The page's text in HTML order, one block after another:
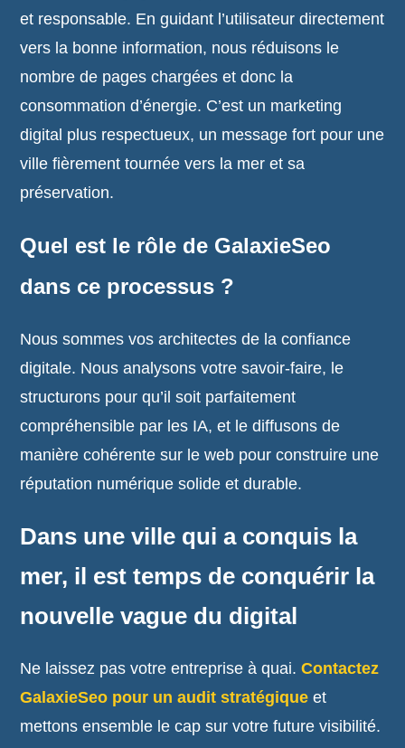
et responsable. En guidant l’utilisateur directement
vers la bonne information, nous réduisons le
nombre de pages chargées et donc la
consommation d’énergie. C’est un marketing
digital plus respectueux, un message fort pour une
ville fièrement tournée vers la mer et sa
préservation.
Quel est le rôle de GalaxieSeo
dans ce processus ?
Nous sommes vos architectes de la confiance
digitale. Nous analysons votre savoir-faire, le
structurons pour qu’il soit parfaitement
compréhensible par les IA, et le diffusons de
manière cohérente sur le web pour construire une
réputation numérique solide et durable.
Dans une ville qui a conquis la
mer, il est temps de conquérir la
nouvelle vague du digital
Ne laissez pas votre entreprise à quai.Contactez
GalaxieSeo pour un audit stratégique et
mettons ensemble le cap sur votre future visibilité.